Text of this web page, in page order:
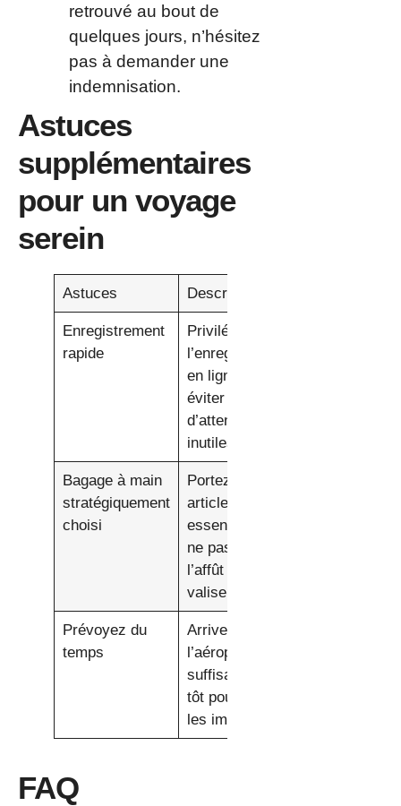
retrouvé au bout de
quelques jours, n’hésitez
pas à demander une
indemnisation.
Astuces
supplémentaires
pour un voyage
serein
Astuces Description
Enregistrement
rapide
Privilégiez
l’enregistrement
en ligne pour
éviter les files
d’attente
inutiles.
Bagage à main
stratégiquement
choisi
Portez des
articles
essentiels pour
ne pas être à
l’affût de votre
valise.
Prévoyez du
temps
Arrivez à
l’aéroport
suffisamment
tôt pour gérer
les imprévus.
FAQ